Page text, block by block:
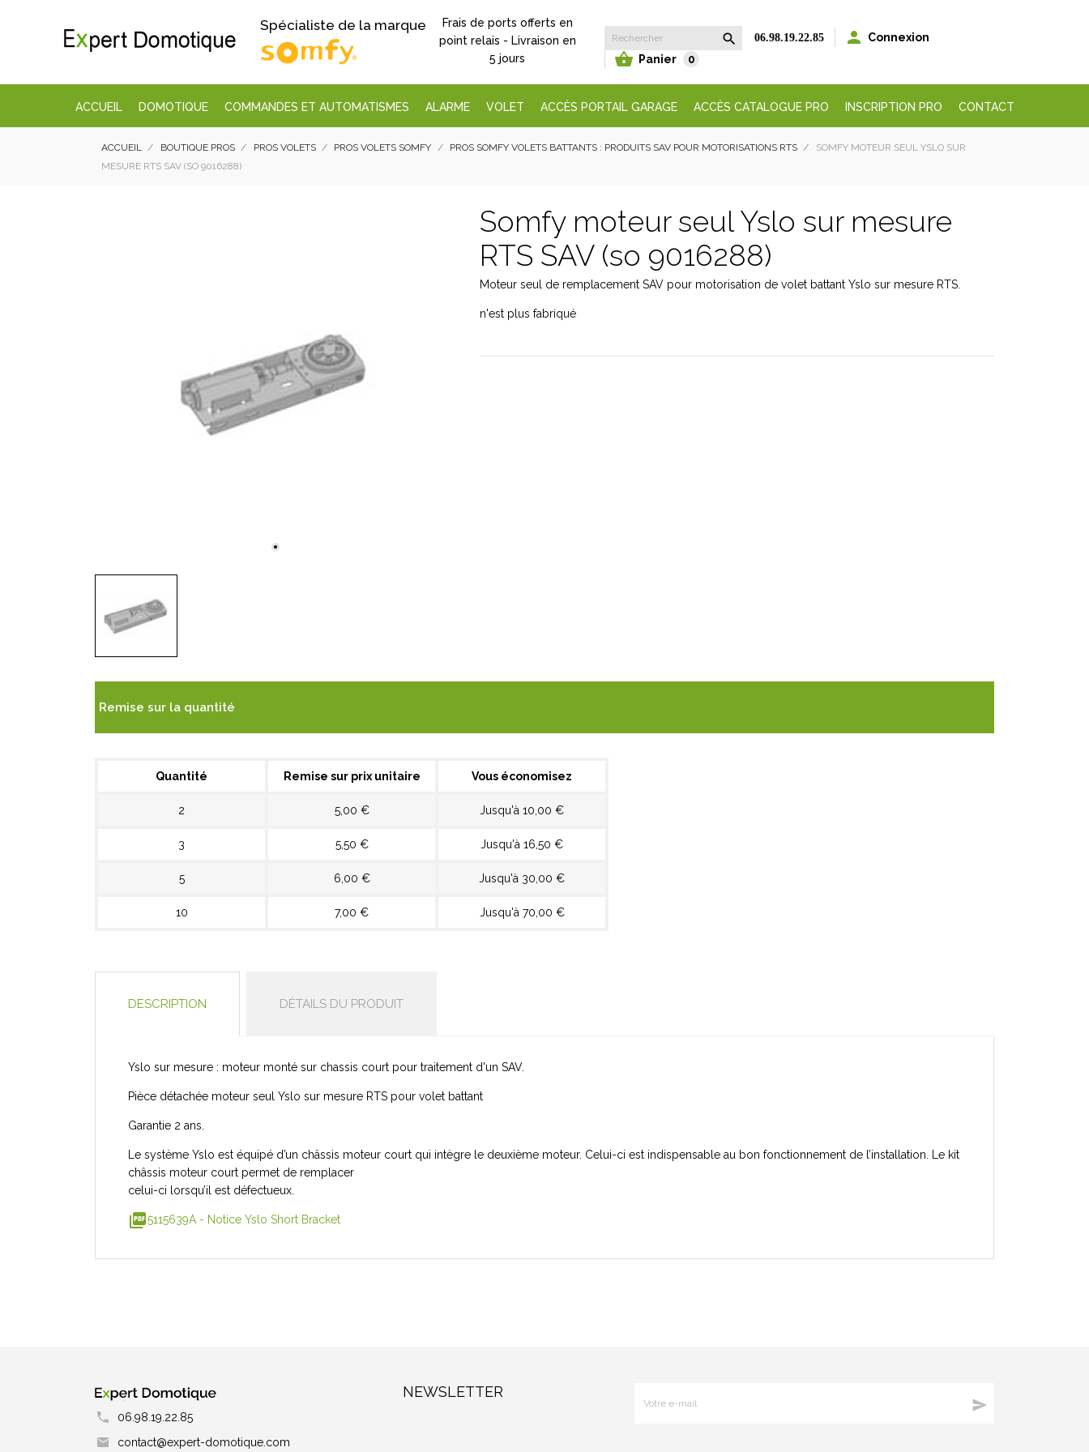
Spécialiste de la marque
Frais de ports offerts en
point relais - Livraison en
5 jours
 06.98.19.22.85  Connexion
 Panier 0
ACCUEIL DOMOTIQUE COMMANDES ET AUTOMATISMES ALARME VOLET ACCÈS PORTAIL GARAGE ACCÈS CATALOGUE PRO INSCRIPTION PRO CONTACT
ACCUEIL BOUTIQUE PROS PROS VOLETS PROS VOLETS SOMFY PROS SOMFY VOLETS BATTANTS : PRODUITS SAV POUR MOTORISATIONS RTS
SOMFY MOTEUR SEUL YSLO SUR
MESURE RTS SAV (SO 9016288)
Somfy moteur seul Yslo sur mesure
RTS SAV (so 9016288)
Moteur seul de remplacement SAV pour motorisation de volet battant Yslo sur mesure RTS.
n'est plus fabriqué
Remise sur la quantité
Quantité Remise sur prix unitaire Vous économisez
2 5,00 € Jusqu'à 10,00 €
3 5,50 € Jusqu'à 16,50 €
5 6,00 € Jusqu'à 30,00 €
10 7,00 € Jusqu'à 70,00 €
DESCRIPTION DÉTAILS DU PRODUIT
Yslo sur mesure : moteur monté sur chassis court pour traitement d'un SAV.
Pièce détachée moteur seul Yslo sur mesure RTS pour volet battant
Garantie 2 ans.
Le système Yslo est équipé d’un châssis moteur court qui intègre le deuxième moteur. Celui-ci est indispensable au bon fonctionnement de l’installation. Le kit
châssis moteur court permet de remplacer
celui-ci lorsqu’il est défectueux.
picture_as_pdf5115639A - Notice Yslo Short Bracket
06.98.19.22.85
contact@expert-domotique.com
NEWSLETTER
